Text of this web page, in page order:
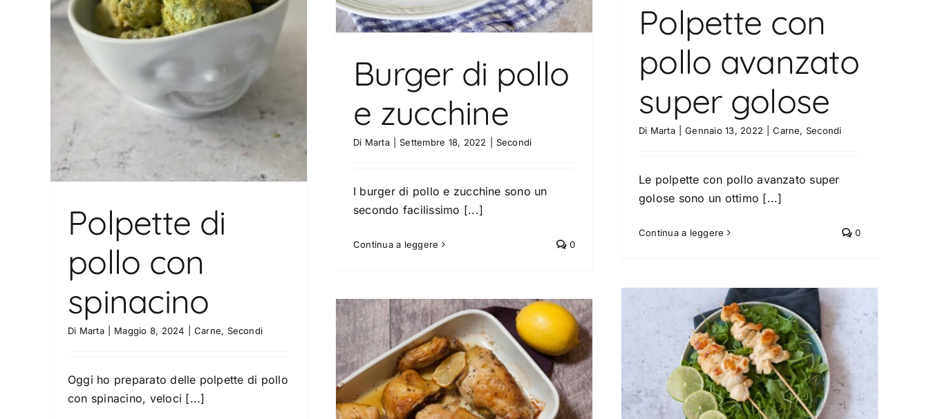
Polpette di
pollo con
spinacino
Di Marta Maggio 8, 2024 Carne, Secondi
Oggi ho preparato delle polpette di pollo
con spinacino, veloci [...]
Burger di pollo
e zucchine
Di Marta Settembre 18, 2022 Secondi
I burger di pollo e zucchine sono un
secondo facilissimo [...]
Continua a leggere 0
Polpette con
pollo avanzato
super golose
Di Marta Gennaio 13, 2022 Carne, Secondi
Le polpette con pollo avanzato super
golose sono un ottimo [...]
Continua a leggere 0
Spiedini di pollo alla senape e
limone
Carne Secondi
Pollo arrosto al limone